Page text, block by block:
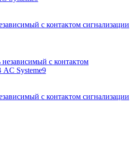
с контактом сигнализации
с контактом сигнализации